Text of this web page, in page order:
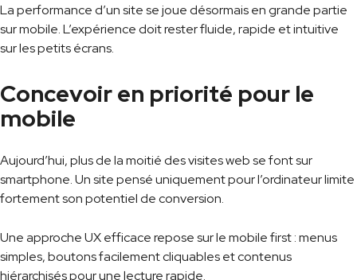
La performance d’un site se joue désormais en grande partie
sur mobile. L’expérience doit rester fluide, rapide et intuitive
sur les petits écrans.
Concevoir en priorité pour le
mobile
Aujourd’hui, plus de la moitié des visites web se font sur
smartphone. Un site pensé uniquement pour l’ordinateur limite
fortement son potentiel de conversion.
Une approche UX efficace repose sur le mobile first : menus
simples, boutons facilement cliquables et contenus
hiérarchisés pour une lecture rapide.